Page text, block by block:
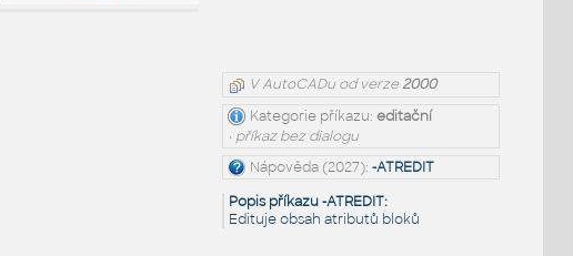
V AutoCADu od verze2000
Kategorie příkazu:editační
• příkaz bez dialogu
Nápověda (2027):-ATREDIT
Popis příkazu -ATREDIT:
Edituje obsah atributů bloků